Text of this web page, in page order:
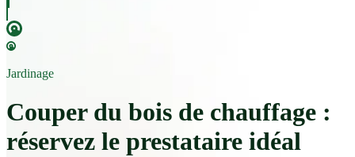
Jardinage
Couper du bois de chauffage :
réservez le prestataire idéal